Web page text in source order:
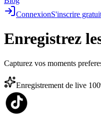
ConnexionS'inscrire
Enregistrez
Capturez vos moments
Enregistrement de live